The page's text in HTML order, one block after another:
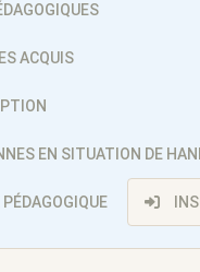
ACQUIS
EN SITUATION DE